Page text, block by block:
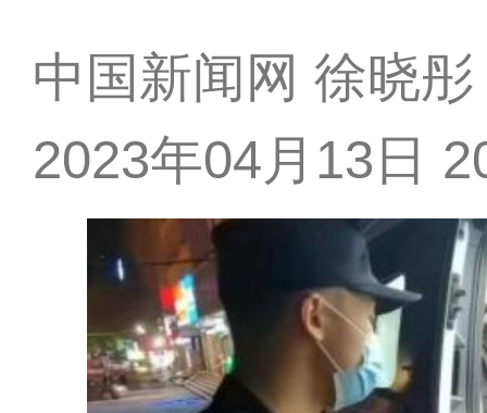
中国新闻网 徐晓
2023年04月13日